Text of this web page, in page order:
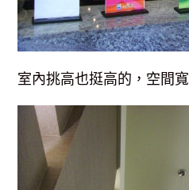
室內挑高也挺高的，空間